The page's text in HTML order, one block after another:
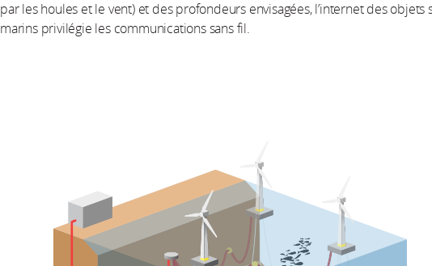
par les houles et le vent) et des profondeurs envisagées, l’internet des objets
marins privilégie les communications sans fil.